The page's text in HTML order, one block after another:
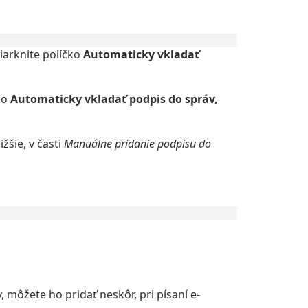
políčko Automaticky vkladať
Automaticky vkladať podpis do správ,
v časti Manuálne pridanie podpisu do
môžete ho pridať neskôr, pri písaní e-